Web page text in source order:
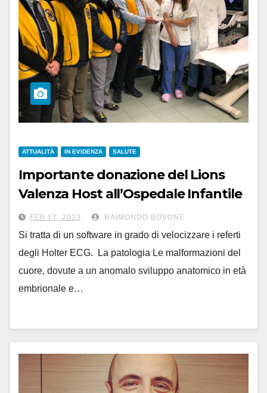
ATTUALITÀ IN EVIDENZA SALUTE
Importante donazione del Lions
Valenza Host all’Ospedale Infantile
di Alessandria
FEB 17, 2023 RAIMONDO BOVONE
Si tratta di un software in grado di velocizzare i referti
degli Holter ECG. La patologia Le malformazioni del
cuore, dovute a un anomalo sviluppo anatomico in età
embrionale e…